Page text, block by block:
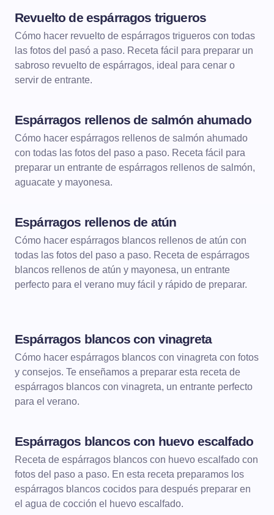
Revuelto de espárragos trigueros
Cómo hacer revuelto de espárragos trigueros con todas
las fotos del pasó a paso. Receta fácil para preparar un
sabroso revuelto de espárragos, ideal para cenar o
servir de entrante.
Espárragos rellenos de salmón ahumado
Cómo hacer espárragos rellenos de salmón ahumado
con todas las fotos del paso a paso. Receta fácil para
preparar un entrante de espárragos rellenos de salmón,
aguacate y mayonesa.
Espárragos rellenos de atún
Cómo hacer espárragos blancos rellenos de atún con
todas las fotos del paso a paso. Receta de espárragos
blancos rellenos de atún y mayonesa, un entrante
perfecto para el verano muy fácil y rápido de preparar.
Espárragos blancos con vinagreta
Cómo hacer espárragos blancos con vinagreta con fotos
y consejos. Te enseñamos a preparar esta receta de
espárragos blancos con vinagreta, un entrante perfecto
para el verano.
Espárragos blancos con huevo escalfado
Receta de espárragos blancos con huevo escalfado con
fotos del paso a paso. En esta receta preparamos los
espárragos blancos cocidos para después preparar en
el agua de cocción el huevo escalfado.